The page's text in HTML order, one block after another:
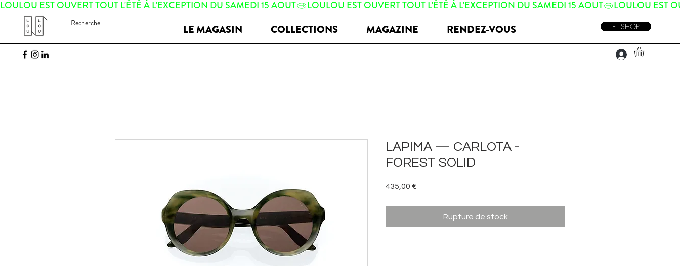
LE MAGASIN COLLECTIONS MAGAZINE RENDEZ-VOUS E - SHOP
LOULOU EST OUVERT TOUT L'ÉTÉ À L'EXCEPTION DU SAMEDI 15 AOUT
LAPIMA — CARLOTA -
FOREST SOLID
435,00 €
Rupture de stock